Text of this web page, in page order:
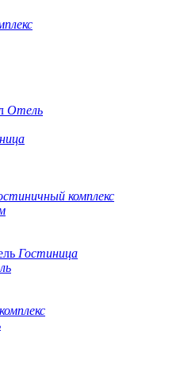
Отель
комплекс
Гостиница